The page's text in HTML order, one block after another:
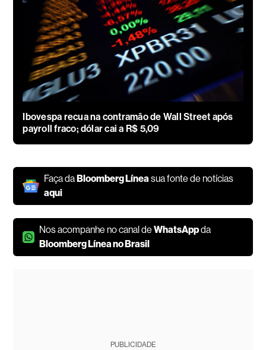
Ibovespa recua na contramão de Wall Street após
payroll fraco; dólar cai a R$ 5,09
Faça daBloomberg Líneasua fonte de notícias
aqui
Nos acompanhe no canal deWhatsAppda
Bloomberg Línea no Brasil
PUBLICIDADE